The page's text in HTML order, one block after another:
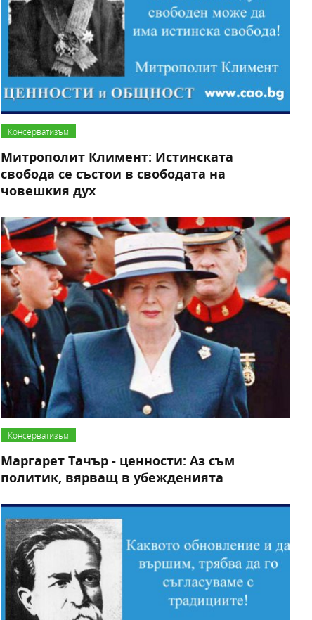
Консерватизъм
Митрополит Климент: Истинската
свобода се състои в свободата на
човешкия дух
Консерватизъм
Маргарет Тачър - ценности: Аз съм
политик, вярващ в убежденията